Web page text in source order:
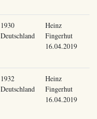
1930
Deutschland
Heinz
Fingerhut
16.04.2019
1932
Deutschland
Heinz
Fingerhut
16.04.2019